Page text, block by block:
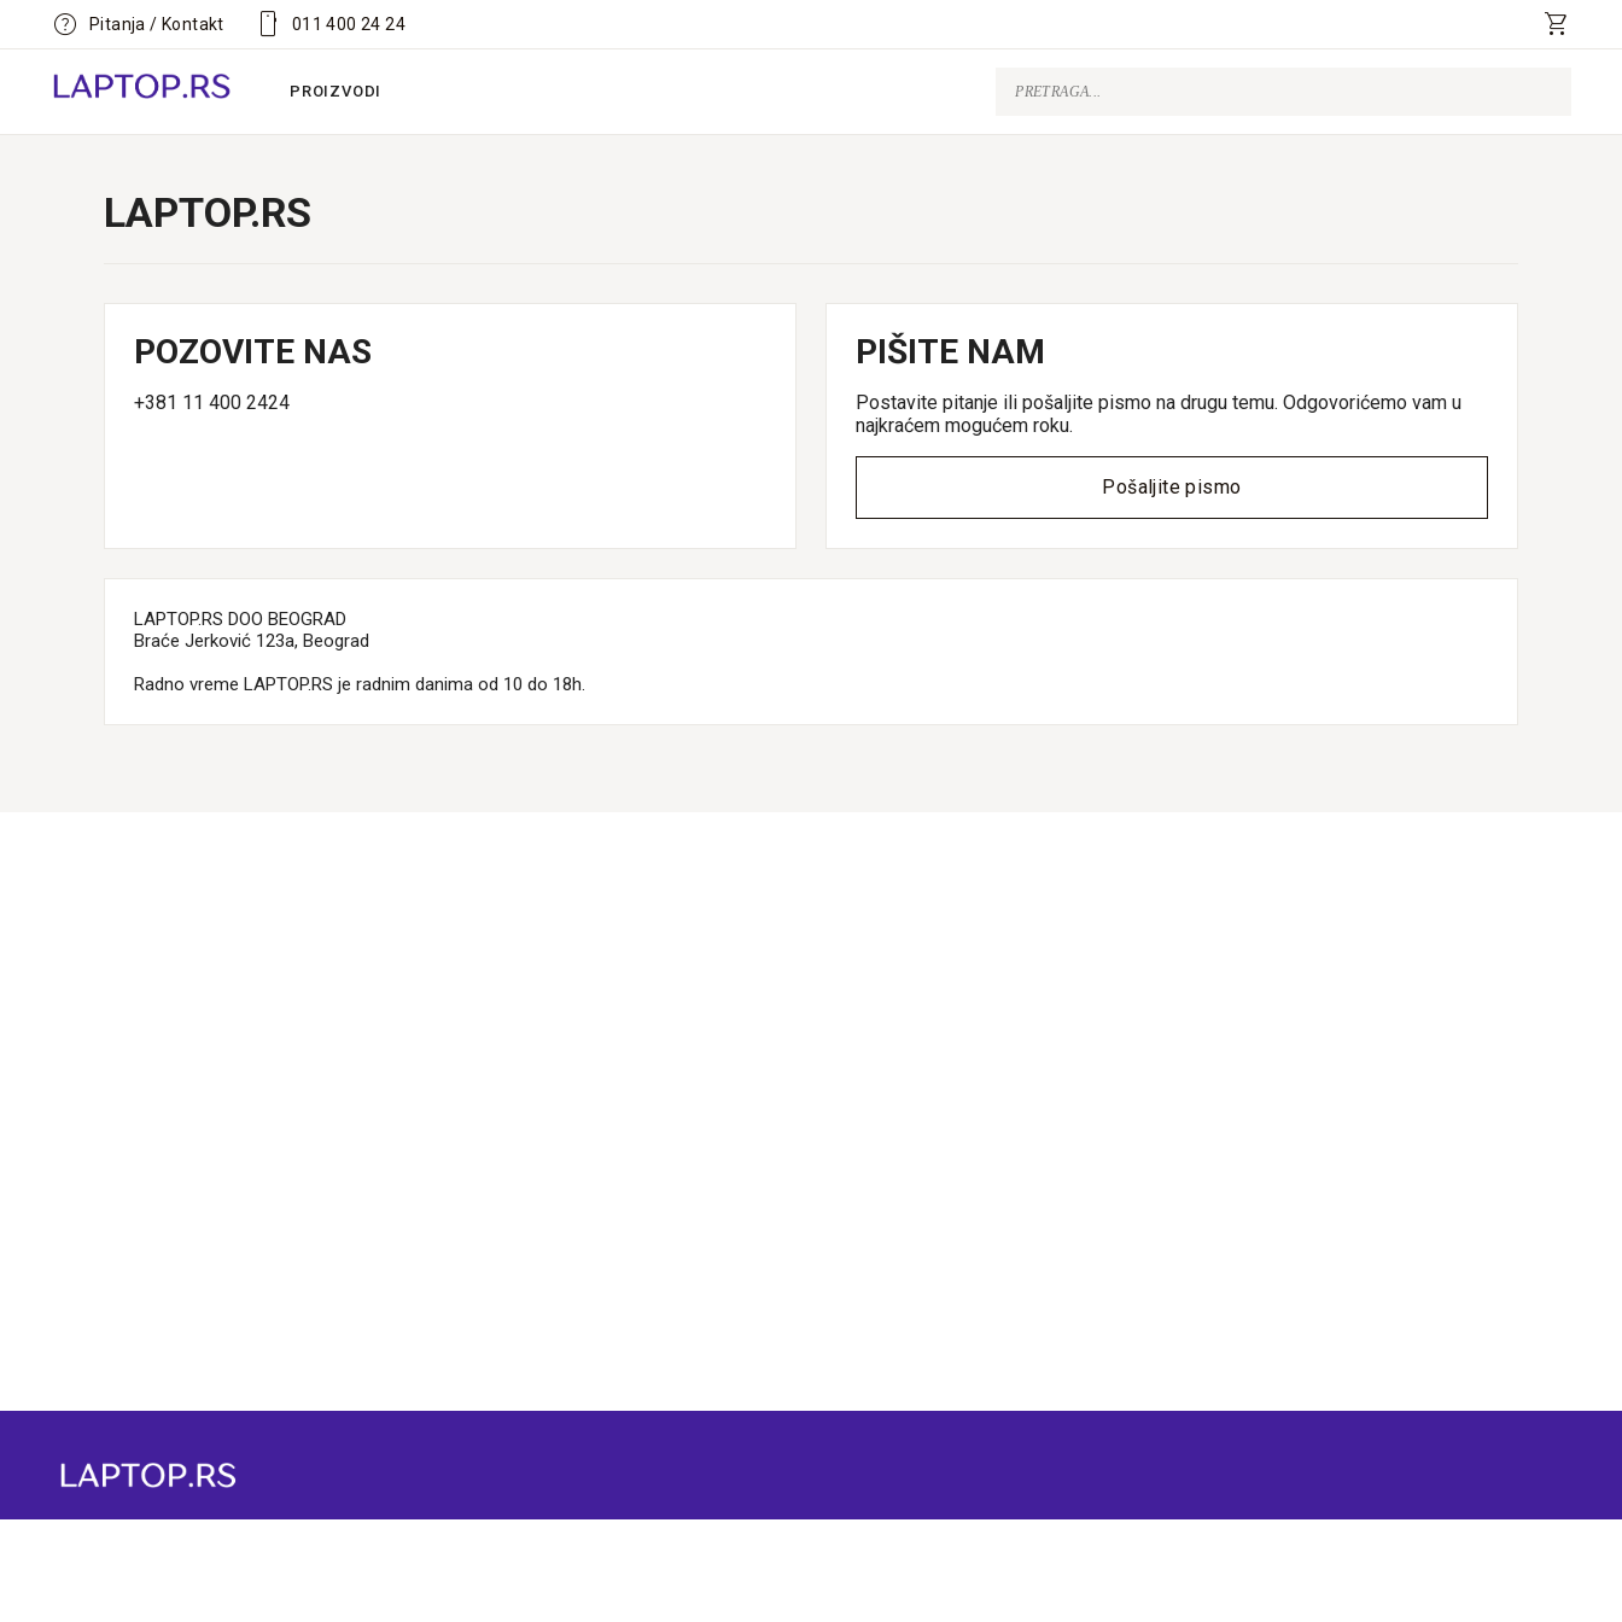
help Pitanja / Kontakt smartphone 011 400 24 24 shopping_cart
PROIZVODI
LAPTOP.RS
POZOVITE NAS
+381 11 400 2424
PIŠITE NAM
Postavite pitanje ili pošaljite pismo na drugu temu. Odgovorićemo vam u
najkraćem mogućem roku.
Pošaljite pismo
LAPTOP.RS DOO BEOGRAD
Braće Jerković 123a, Beograd
Radno vreme LAPTOP.RS je radnim danima od 10 do 18h.